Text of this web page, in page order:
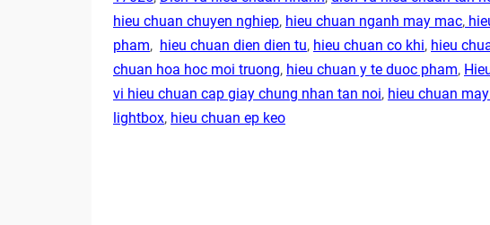
hieu chuan chuyen nghiep, hieu chuan nganh may mac,
pham, hieu chuan dien dien tu, hieu chuan co khi, hieu
chuan hoa hoc moi truong, hieu chuan y te duoc pham,
vi hieu chuan cap giay chung nhan tan noi, hieu chuan
lightbox, hieu chuan ep keo